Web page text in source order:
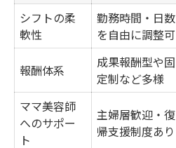
シフトの柔
軟性
勤務時間・日数
を自由に調整可
報酬体系
成果報酬型や固
定制など多様
ママ美容師
へのサポー
ト
主婦層歓迎・復
帰支援制度あり